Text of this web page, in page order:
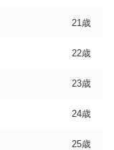
21歳
22歳
23歳
24歳
25歳